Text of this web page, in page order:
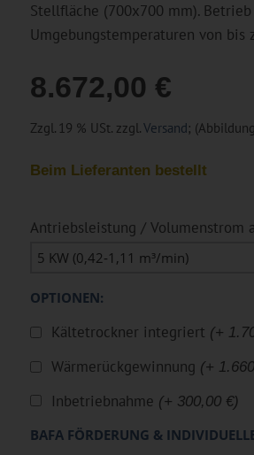
Stellfläche (700x700 mm).
Umgebungstemperaturen von bis
8.672,00 €
Zzgl. 19 % USt. zzgl.Versand;
Beim Lieferanten bestellt
Antriebsleistung / Volumenstrom
OPTIONEN:
Kältetrockner integriert (+
Wärmerückgewinnung (+
Inbetriebnahme (+ 300,00 €)
BAFA FÖRDERUNG &